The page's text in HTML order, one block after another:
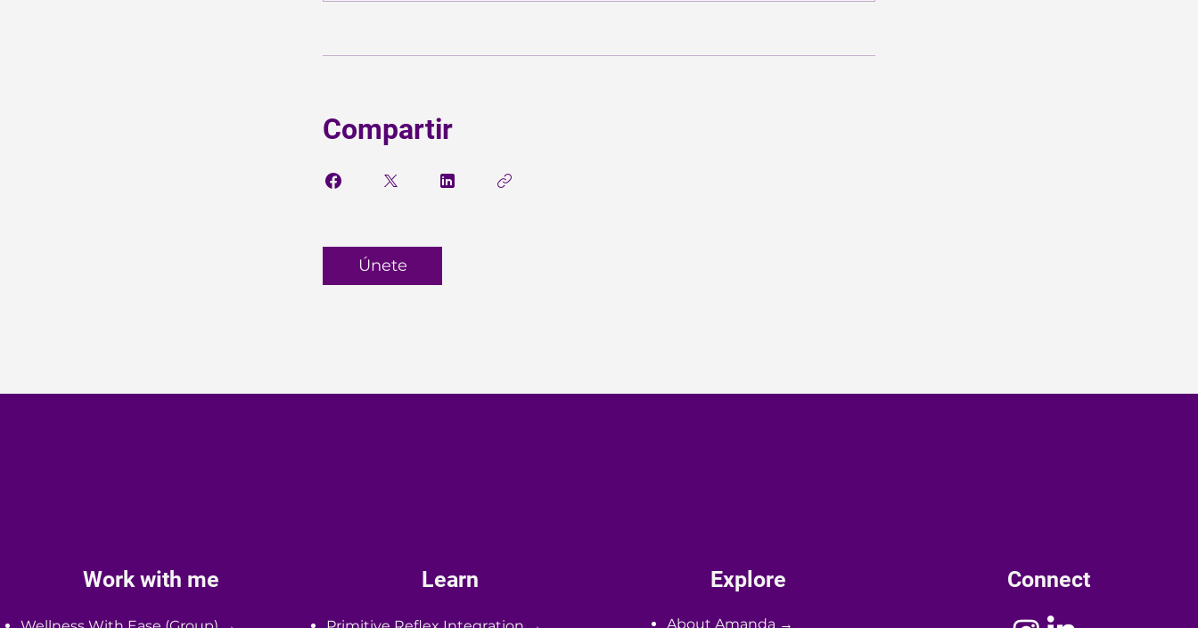
Compartir
Únete
Work with me Learn Explore
About Amanda →
Connect